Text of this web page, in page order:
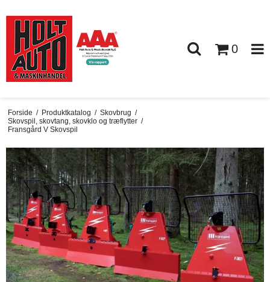
0
Forside / Produktkatalog / Skovbrug /
Skovspil, skovtang, skovklo og træflytter /
Fransgård V Skovspil